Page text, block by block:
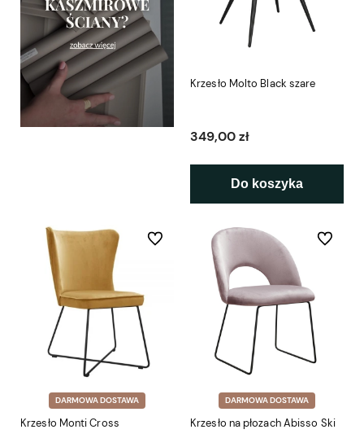
Krzesło Molto Black szare
349,00 zł
Do koszyka
DARMOWA DOSTAWA
Krzesło Monti Cross
Do ulubionych
DARMOWA DOSTAWA
Krzesło na płozach Abisso Ski
Do